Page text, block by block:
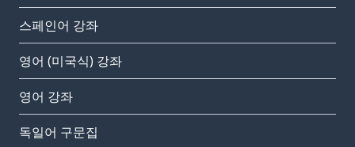
스페인어 강좌
영어 (미국식) 강좌
영어 강좌
독일어 구문집